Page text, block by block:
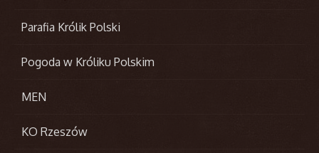
Parafia Królik Polski
Pogoda w Króliku Polskim
MEN
KO Rzeszów